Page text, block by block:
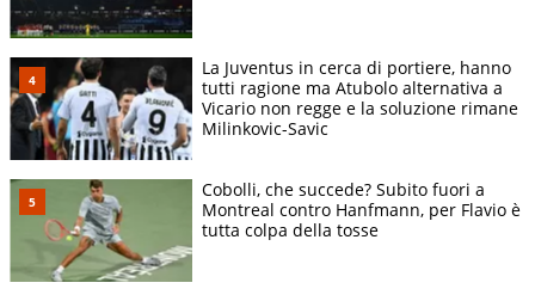
La Juventus in cerca di portiere, hanno
tutti ragione ma Atubolo alternativa a
Vicario non regge e la soluzione rimane
Milinkovic-Savic
Cobolli, che succede? Subito fuori a
Montreal contro Hanfmann, per Flavio è
tutta colpa della tosse